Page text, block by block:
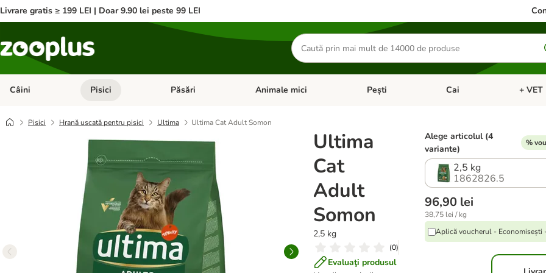
Livrare gratis ≥ 199 LEI | Doar 9.90 lei peste 99 LEI
Căutare
produse
Câini Deschideți meniul cu categorii: Câini
Pisici Deschideți meniul cu categorii: Pisici
Păsări Deschideți meniul cu categorii: Păsări
Animale mici Deschideți meniul cu categorii: Animale mici
Pești Deschideți meniul cu
Cai +
Pisici Hrană uscată pentru pisici Ultima Ultima Cat Adult Somon
Ultima
Cat
Adult
Somon
2,5 kg
(0)
Evaluaţi produsul
Alege articolul (4
variante)
%
2,5 kg
1862826.5
96,90 lei
38,75 lei / kg
Aplică voucherul - Economisești